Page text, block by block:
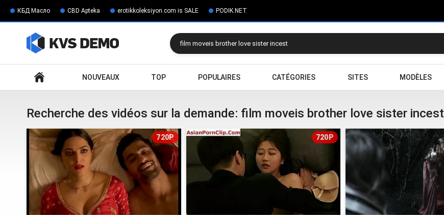
КБД Масло CBD Apteka erotikkoleksiyon.com is SALE PODIK.NET
NOUVEAUX TOP POPULAIRES CATÉGORIES SITES MODÈLES
Recherche des vidéos sur la demande: film moveis brother love sister incest
720P 720P